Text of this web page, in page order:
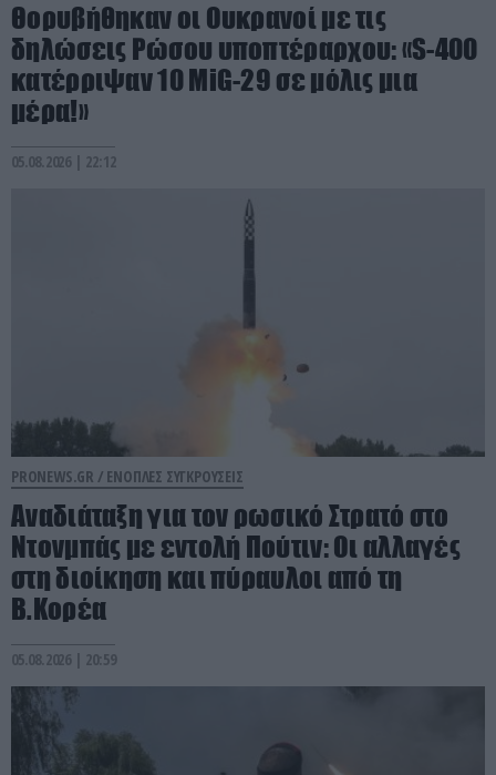
Θορυβήθηκαν οι Ουκρανοί με τις
δηλώσεις Ρώσου υποπτέραρχου: «S-400
κατέρριψαν 10 MiG-29 σε μόλις μια
μέρα!»
05.08.2026 | 22:12
PRONEWS.GR / ΕΝΟΠΛΕΣ ΣΥΓΚΡΟΥΣΕΙΣ
Αναδιάταξη για τον ρωσικό Στρατό στο
Ντονμπάς με εντολή Πούτιν: Οι αλλαγές
στη διοίκηση και πύραυλοι από τη
Β.Κορέα
05.08.2026 | 20:59